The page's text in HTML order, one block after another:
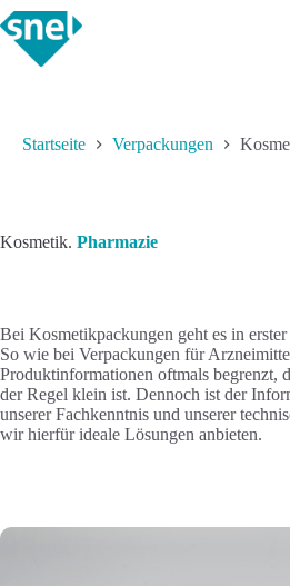
Zum
Inhalt
springen
Startseite Verpackungen
Kosmetik. Pharmazie
Bei Kosmetikpackungen geht es in
So wie bei Verpackungen für
Produktinformationen oftmals begrenzt,
der Regel klein ist. Dennoch ist der
unserer Fachkenntnis und unserer
wir hierfür ideale Lösungen anbieten.